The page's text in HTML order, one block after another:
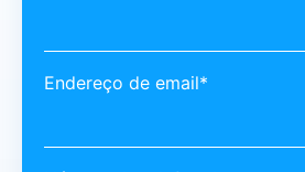
Endereço de email*